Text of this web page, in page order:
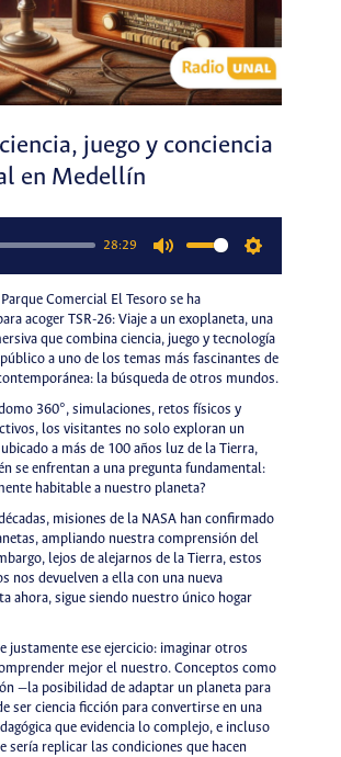
juego y conciencia
en Medellín
28:29
Comercial El Tesoro se ha
acoger TSR-26: Viaje a un exoplaneta, una
que combina ciencia, juego y tecnología
a uno de los temas más fascinantes de
la búsqueda de otros mundos.
360°, simulaciones, retos físicos y
los visitantes no solo exploran un
a más de 100 años luz de la Tierra,
se enfrentan a una pregunta fundamental:
habitable a nuestro planeta?
misiones de la NASA han confirmado
ampliando nuestra comprensión del
lejos de alejarnos de la Tierra, estos
nos devuelven a ella con una nueva
ahora, sigue siendo nuestro único hogar
justamente ese ejercicio: imaginar otros
mejor el nuestro. Conceptos como
—la posibilidad de adaptar un planeta para
ser ciencia ficción para convertirse en una
que evidencia lo complejo, e incluso
sería replicar las condiciones que hacen